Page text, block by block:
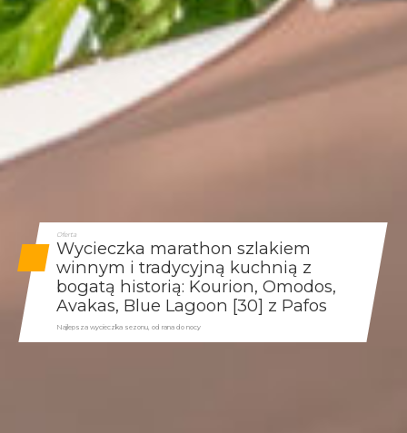
Oferta
Wycieczka marathon szlakiem
winnym i tradycyjną kuchnią z
bogatą historią: Kourion, Omodos,
Avakas, Blue Lagoon [30] z Pafos
Najlepsza wycieczka sezonu, od rana do nocy